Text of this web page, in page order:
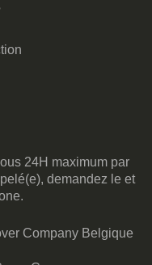
24H maximum par
demandez le et
Company Belgique